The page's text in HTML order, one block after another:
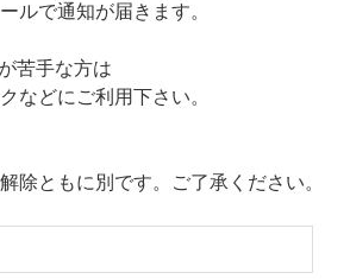
ルで通知が届きます。
苦手な方は
などにご利用下さい。
除ともに別です。ご了承ください。